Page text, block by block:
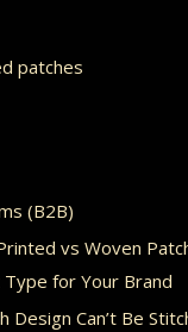
patches
(B2B)
vs Woven
for Your Brand
Design Can’t Be